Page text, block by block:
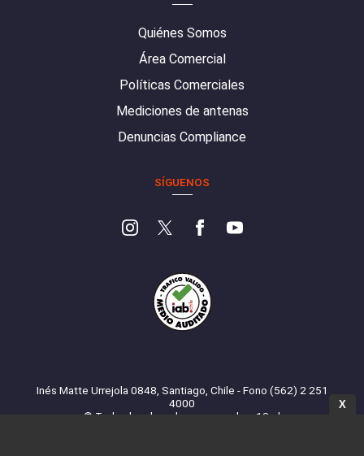
Quiénes Somos
Área Comercial
Políticas Comerciales
Mediciones de antenas
Denuncias Compliance
SÍGUENOS
Inés Matte Urrejola 0848, Santiago, Chile - Fono (562) 2 251
4000
© Todos los derechos reservados. 13.cl
X